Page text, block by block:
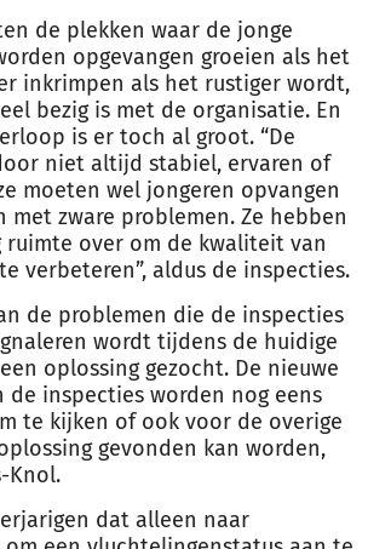
de plekken waar de jonge
opgevangen groeien als het
inkrimpen als het rustiger wordt,
bezig is met de organisatie. En
is er toch al groot. “De
niet altijd stabiel, ervaren of
moeten wel jongeren opvangen
met zware problemen. Ze hebben
ruimte over om de kwaliteit van
verbeteren”, aldus de inspecties.
de problemen die de inspecties
wordt tijdens de huidige
oplossing gezocht. De nieuwe
de inspecties worden nog eens
te kijken of ook voor de overige
gevonden kan worden,
Knol.
dat alleen naar